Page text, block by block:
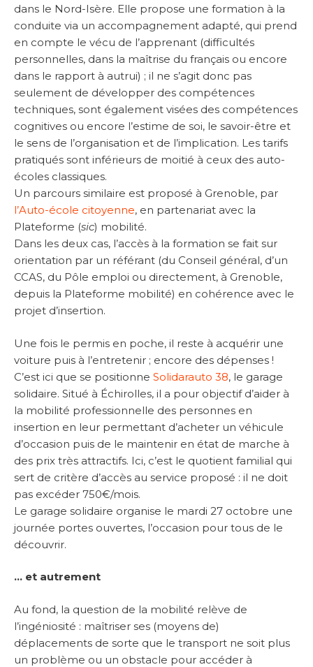
dans le Nord-Isère. Elle propose une formation à la
conduite via un accompagnement adapté, qui prend
en compte le vécu de l’apprenant (difficultés
personnelles, dans la maîtrise du français ou encore
dans le rapport à autrui) ; il ne s’agit donc pas
seulement de développer des compétences
techniques, sont également visées des compétences
cognitives ou encore l’estime de soi, le savoir-être et
le sens de l’organisation et de l’implication. Les tarifs
pratiqués sont inférieurs de moitié à ceux des auto-
écoles classiques.
Un parcours similaire est proposé à Grenoble, par
l’Auto-école citoyenne, en partenariat avec la
Plateforme (sic) mobilité.
Dans les deux cas, l’accès à la formation se fait sur
orientation par un référant (du Conseil général, d’un
CCAS, du Pôle emploi ou directement, à Grenoble,
depuis la Plateforme mobilité) en cohérence avec le
projet d’insertion.
Une fois le permis en poche, il reste à acquérir une
voiture puis à l’entretenir ; encore des dépenses !
C’est ici que se positionne Solidarauto 38, le garage
solidaire. Situé à Échirolles, il a pour objectif d’aider à
la mobilité professionnelle des personnes en
insertion en leur permettant d’acheter un véhicule
d’occasion puis de le maintenir en état de marche à
des prix très attractifs. Ici, c’est le quotient familial qui
sert de critère d’accès au service proposé : il ne doit
pas excéder 750€/mois.
Le garage solidaire organise le mardi 27 octobre une
journée portes ouvertes, l’occasion pour tous de le
découvrir.
… et autrement
Au fond, la question de la mobilité relève de
l’ingéniosité : maîtriser ses (moyens de)
déplacements de sorte que le transport ne soit plus
un problème ou un obstacle pour accéder à